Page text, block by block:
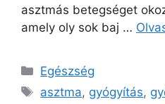
asztmás betegséget
amely oly sok baj …
Kategória
Egészség
Címkék
asztma, gyógyítás,